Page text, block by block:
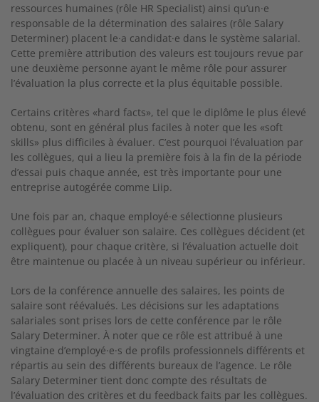
ressources humaines (rôle HR Specialist) ainsi qu’un·e
responsable de la détermination des salaires (rôle Salary
Determiner) placent le·a candidat·e dans le système salarial.
Cette première attribution des valeurs est toujours revue par
une deuxième personne ayant le même rôle pour assurer
l’évaluation la plus correcte et la plus équitable possible.
Certains critères «hard facts», tel que le diplôme le plus élevé
obtenu, sont en général plus faciles à noter que les «soft
skills» plus difficiles à évaluer. C’est pourquoi l’évaluation par
les collègues, qui a lieu la première fois à la fin de la période
d’essai puis chaque année, est très importante pour une
entreprise autogérée comme Liip.
Une fois par an, chaque employé·e sélectionne plusieurs
collègues pour évaluer son salaire. Ces collègues décident (et
expliquent), pour chaque critère, si l’évaluation actuelle doit
être maintenue ou placée à un niveau supérieur ou inférieur.
Lors de la conférence annuelle des salaires, les points de
salaire sont réévalués. Les décisions sur les adaptations
salariales sont prises lors de cette conférence par le rôle
Salary Determiner. À noter que ce rôle est attribué à une
vingtaine d’employé·e·s de profils professionnels différents et
répartis au sein des différents bureaux de l’agence. Le rôle
Salary Determiner tient donc compte des résultats de
l’évaluation des critères et du feedback faits par les collègues.